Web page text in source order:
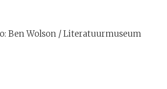
Ben Wolson / Literatuurmuseum